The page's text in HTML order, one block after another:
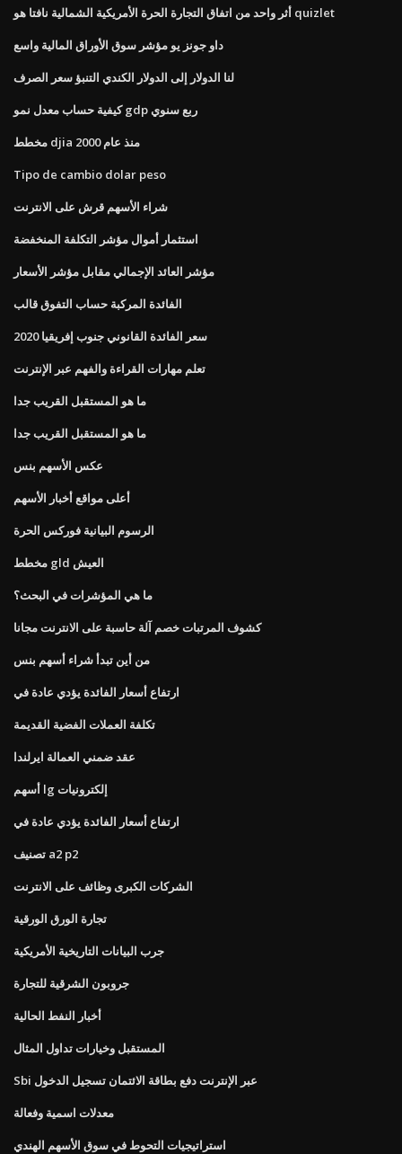
أثر واحد من اتفاق التجارة الحرة الأمريكية الشمالية نافتا هو quizlet
داو جونز يو مؤشر سوق الأوراق المالية واسع
لنا الدولار إلى الدولار الكندي التنبؤ سعر الصرف
كيفية حساب معدل نمو gdp ربع سنوي
مخطط djia منذ عام 2000
Tipo de cambio dolar peso
شراء الأسهم قرش على الانترنت
استثمار أموال مؤشر التكلفة المنخفضة
مؤشر العائد الإجمالي مقابل مؤشر الأسعار
الفائدة المركبة حساب التفوق قالب
سعر الفائدة القانوني جنوب إفريقيا 2020
تعلم مهارات القراءة والفهم عبر الإنترنت
ما هو المستقبل القريب جدا
ما هو المستقبل القريب جدا
عكس الأسهم بنس
أعلى مواقع أخبار الأسهم
الرسوم البيانية فوركس الحرة
مخطط gld العيش
ما هي المؤشرات في البحث؟
كشوف المرتبات خصم آلة حاسبة على الانترنت مجانا
من أين تبدأ شراء أسهم بنس
ارتفاع أسعار الفائدة يؤدي عادة في
تكلفة العملات الفضية القديمة
عقد ضمني العمالة ايرلندا
أسهم lg إلكترونيات
ارتفاع أسعار الفائدة يؤدي عادة في
تصنيف a2 p2
الشركات الكبرى وظائف على الانترنت
تجارة الورق الورقية
جرب البيانات التاريخية الأمريكية
جروبون الشرقية للتجارة
أخبار النفط الحالية
المستقبل وخيارات تداول المثال
Sbi عبر الإنترنت دفع بطاقة الائتمان تسجيل الدخول
معدلات اسمية وفعالة
استراتيجيات التحوط في سوق الأسهم الهندي